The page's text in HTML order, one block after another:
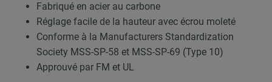
Fabriqué en acier au carbone
Réglage facile de la hauteur avec écrou moleté
Conforme à la Manufacturers Standardization
Society MSS-SP-58 et MSS-SP-69 (Type 10)
Approuvé par FM et UL